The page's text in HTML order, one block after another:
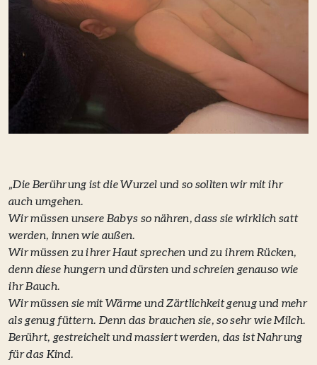
„Die Berührung ist die Wurzel und so sollten wir mit ihr
auch umgehen.
Wir müssen unsere Babys so nähren, dass sie wirklich satt
werden, innen wie außen.
Wir müssen zu ihrer Haut sprechen und zu ihrem Rücken,
denn diese hungern und dürsten und schreien genauso wie
ihr Bauch.
Wir müssen sie mit Wärme und Zärtlichkeit genug und mehr
als genug füttern. Denn das brauchen sie, so sehr wie Milch.
Berührt, gestreichelt und massiert werden, das ist Nahrung
für das Kind.